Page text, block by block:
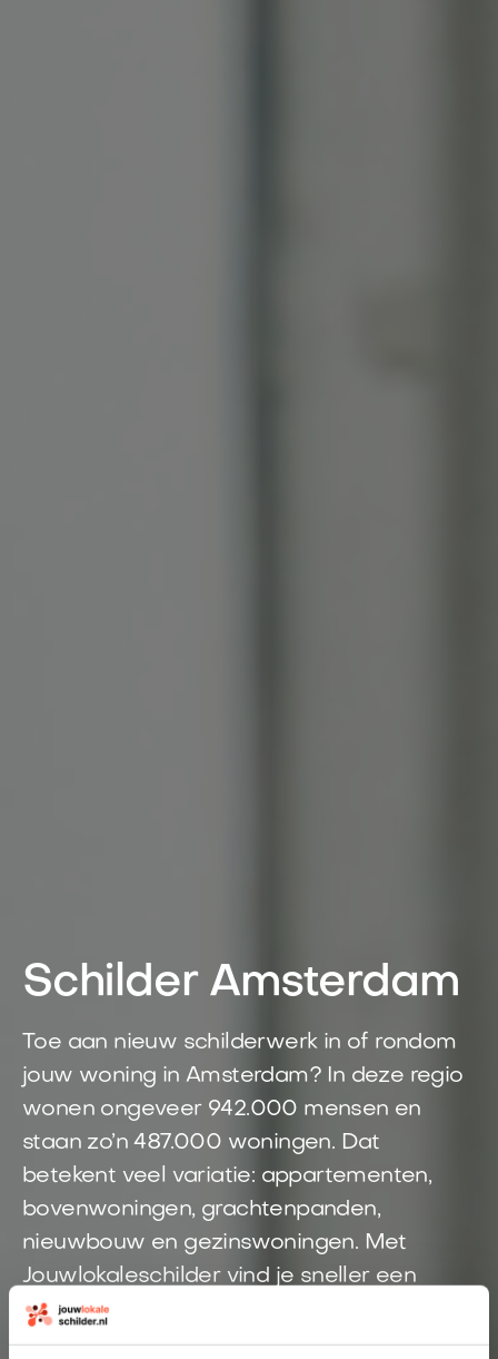
Schilder Amsterdam
Toe aan nieuw schilderwerk in of rondom
jouw woning in Amsterdam? In deze regio
wonen ongeveer 942.000 mensen en
staan zo’n 487.000 woningen. Dat
betekent veel variatie: appartementen,
bovenwoningen, grachtenpanden,
nieuwbouw en gezinswoningen. Met
Jouwlokaleschilder vind je sneller een
schilder die past bij jouw klus. Je doet één
aanvraag, krijgt snel een prijsindicatie en